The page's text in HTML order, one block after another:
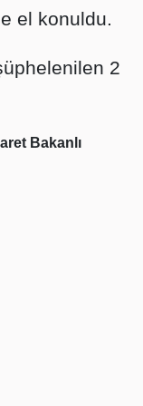
el konuldu.
2
Bakanlı